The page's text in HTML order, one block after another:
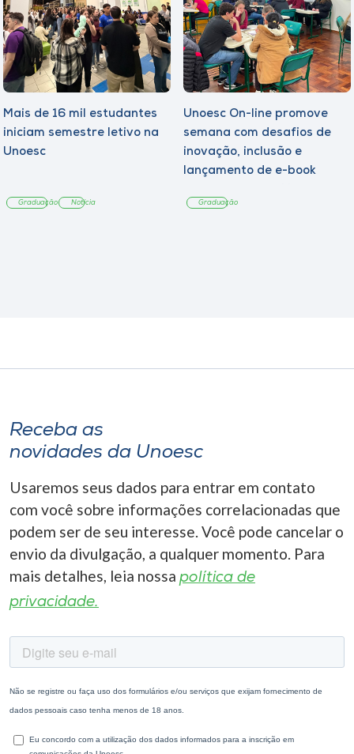
Mais de 16 mil estudantes
iniciam semestre letivo na
Unoesc
Graduação Notícia
Unoesc On-line promove
semana com desafios de
inovação, inclusão e
lançamento de e-book
Graduação
Receba as
novidades da Unoesc
Usaremos seus dados para entrar em contato
com você sobre informações correlacionadas que
podem ser de seu interesse. Você pode cancelar o
envio da divulgação, a qualquer momento. Para
mais detalhes, leia nossa política de
privacidade.